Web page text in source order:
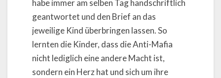
habe immer am selben Tag handschriftlich
geantwortet und den Brief an das
jeweilige Kind überbringen lassen. So
lernten die Kinder, dass die Anti-Mafia
nicht lediglich eine andere Macht ist,
sondern ein Herz hat und sich um ihre